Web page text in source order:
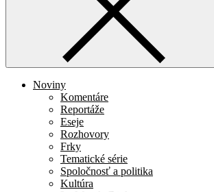
Noviny
Komentáre
Reportáže
Eseje
Rozhovory
Frky
Tematické série
Spoločnosť a politika
Kultúra